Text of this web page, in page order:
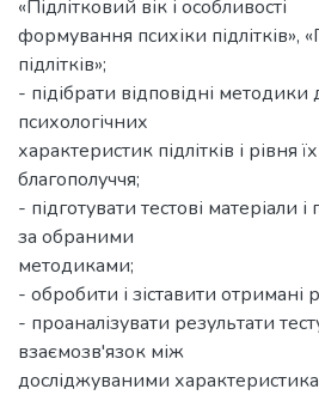
«Підлітковий вік і особливості
формування психіки підлітків»,
підлітків»;
- підібрати відповідні методики
психологічних
характеристик підлітків і рівня
благополуччя;
- підготувати тестові матеріали
за обраними
методиками;
- обробити і зіставити отримані
- проаналізувати результати
взаємозв'язок між
досліджуваними